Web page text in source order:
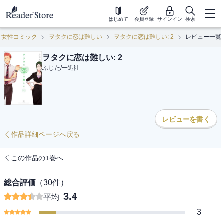
はじめて 会員登録 サインイン 検索
女性コミック ヲタクに恋は難しい ヲタクに恋は難しい: 2 レビュー一覧
ヲタクに恋は難しい: 2
ふじた/一迅社
レビューを書く
作品詳細ページへ戻る
この作品の1巻へ
総合評価 （30件）
平均 3.4
3